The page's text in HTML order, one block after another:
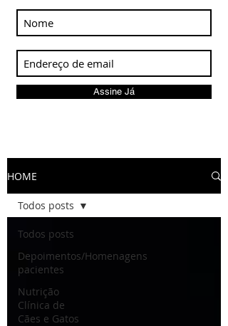
Assine Já
HOME
Todos posts
Depoimentos/Homenagens
pacientes
Nutrição
Clínica de
Cães e Gatos
Todos posts